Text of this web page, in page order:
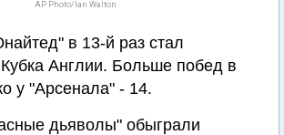
AP Photo/Ian Walton
в 13-й раз стал
Англии. Больше побед в
у "Арсенала" - 14.
дьяволы" обыграли